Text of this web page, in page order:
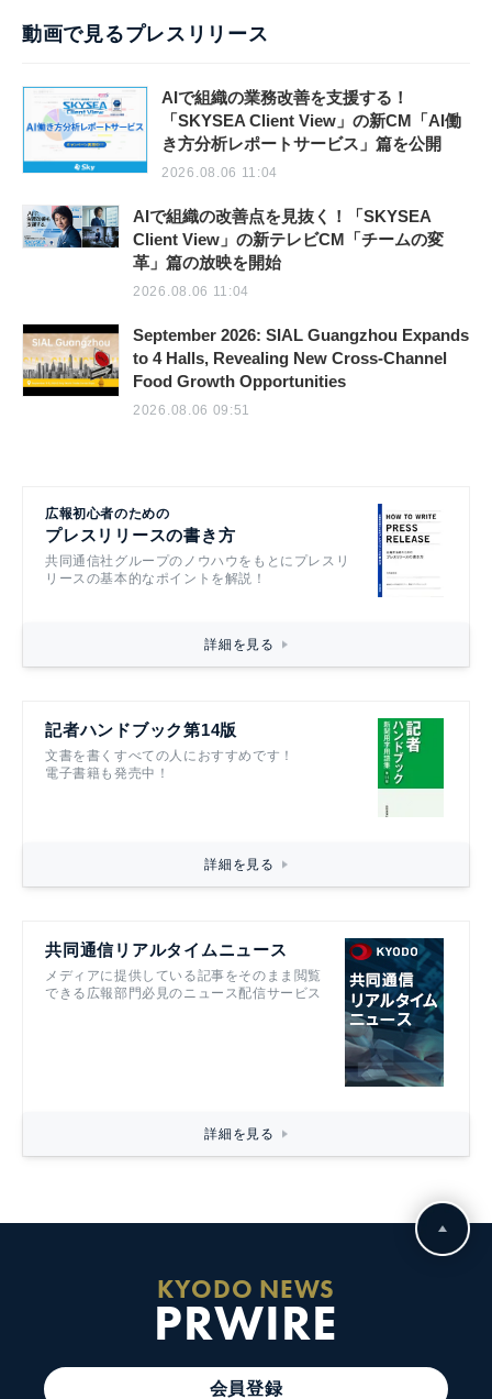
動画で見るプレスリリース
AIで組織の業務改善を支援する！
「SKYSEA Client View」の新CM「AI働
き方分析レポートサービス」篇を公開
2026.08.06 11:04
AIで組織の改善点を見抜く！「SKYSEA
Client View」の新テレビCM「チームの変
革」篇の放映を開始
2026.08.06 11:04
September 2026: SIAL Guangzhou Expands
to 4 Halls, Revealing New Cross-Channel
Food Growth Opportunities
2026.08.06 09:51
広報初心者のための
プレスリリースの書き方
共同通信社グループのノウハウをもとにプレスリ
リースの基本的なポイントを解説！
詳細を見る
記者ハンドブック第14版
文書を書くすべての人におすすめです！
電子書籍も発売中！
詳細を見る
共同通信リアルタイムニュース
メディアに提供している記事をそのまま閲覧
できる広報部門必見のニュース配信サービス
詳細を見る
KYODO NEWS
PRWIRE
会員登録